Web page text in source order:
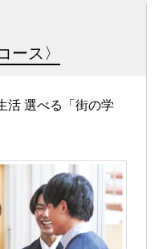
ース〉
活 選べる「街の学